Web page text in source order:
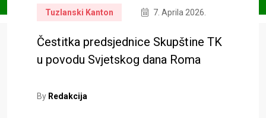
Tuzlanski Kanton 7. Aprila 2026.
Čestitka predsjednice Skupštine TK
u povodu Svjetskog dana Roma
By Redakcija